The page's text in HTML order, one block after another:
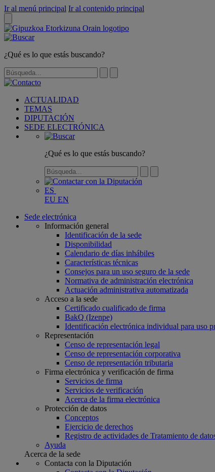
Ir al menú principal Ir al contenido principal
¿Qué es lo que estás buscando?
ACTUALIDAD
TEMAS
DIPUTACIÓN
SEDE ELECTRÓNICA
¿Qué es lo que estás buscando?
ES
EU EN
Sede electrónica
Información general
Identificación de la sede
Disponibilidad
Calendario de días inhábiles
Características técnicas
Consejos para un uso seguro de la sede
Normativa de administración electrónica
Actuación administrativa automatizada
Acceso a la sede
Certificado cualificado de firma
BakQ (Izenpe)
Identificación electrónica individual para uso
Representación
Censo de representación legal
Censo de representación corporativa
Censo de representación tributaria
Firma electrónica y verificación de firma
Servicios de firma
Servicios de verificación
Acerca de la firma electrónica
Protección de datos
Conceptos
Ejercicio de derechos
Registro de actividades de Tratamiento de
Ayuda
Acerca de la sede
Contacta con la Diputación